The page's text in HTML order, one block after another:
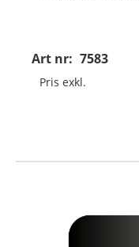
Art nr: 7583
Pris exkl.